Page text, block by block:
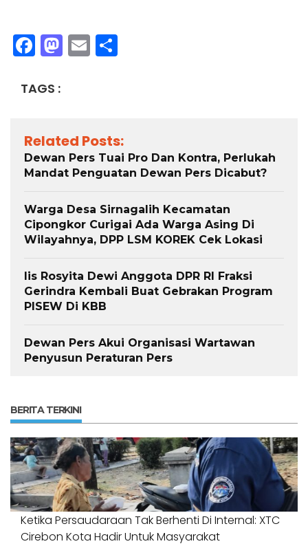
Facebook
Mastodon
Email
TAGS :
Related Posts:
Dewan Pers Tuai Pro Dan Kontra, Perlukah
Mandat Penguatan Dewan Pers Dicabut?
Warga Desa Sirnagalih Kecamatan
Cipongkor Curigai Ada Warga Asing Di
Wilayahnya, DPP LSM KOREK Cek Lokasi
Iis Rosyita Dewi Anggota DPR RI Fraksi
Gerindra Kembali Buat Gebrakan Program
PISEW Di KBB
Dewan Pers Akui Organisasi Wartawan
Penyusun Peraturan Pers
BERITA TERKINI
Ketika Persaudaraan Tak Berhenti Di Internal: XTC
Cirebon Kota Hadir Untuk Masyarakat